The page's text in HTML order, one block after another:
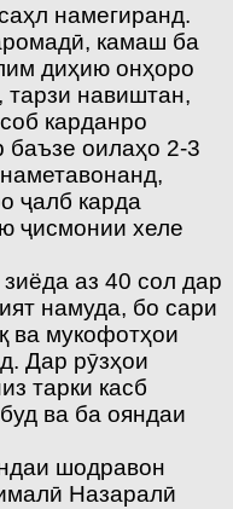
намегиранд.
камаш ба
диҳию онҳоро
тарзи навиштан,
карданро
баъзе оилаҳо 2-3
ҷалб карда
ҷисмонии хеле
аз 40 сол дар
намуда, бо сари
ва мукофотҳои
Дар рӯзҳои
тарки касб
ва ба ояндаи
шодравон
Назаралӣ